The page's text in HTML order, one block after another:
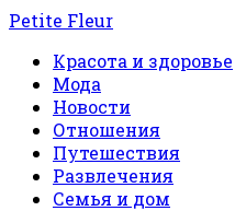
Перейти
контенту
Petite Fleur
Красота и здоровье
Мода
Новости
Отношения
Путешествия
Развлечения
Семья и дом